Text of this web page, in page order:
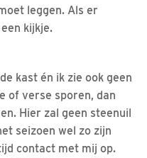
leggen. Als er
kijkje.
kast én ik zie ook geen
of verse sporen, dan
Hier zal geen steenuil
seizoen wel zo zijn
contact met mij op.